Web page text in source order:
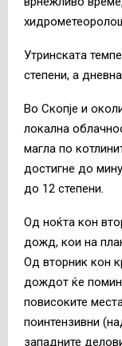
Утринската
степени, а
Во Скопје и
локална
магла по
достигне до
до 12 степени.
Од ноќта кон
дожд, кои на
Од вторник кон
дождот ќе
повисоките
поинтензивни
западните